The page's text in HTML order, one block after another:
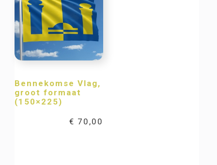
Bennekomse Vlag,
groot formaat
(150×225)
€ 70,00